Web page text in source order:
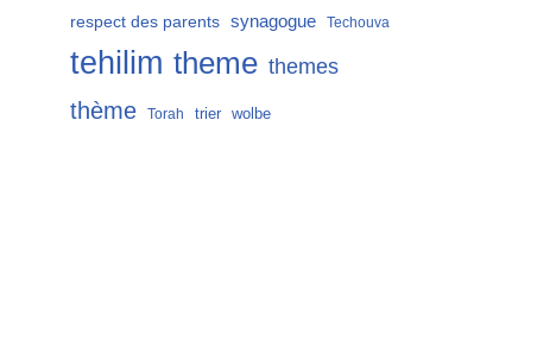
respect des parents synagogue Techouva
tehilim theme themes
thème Torah trier wolbe